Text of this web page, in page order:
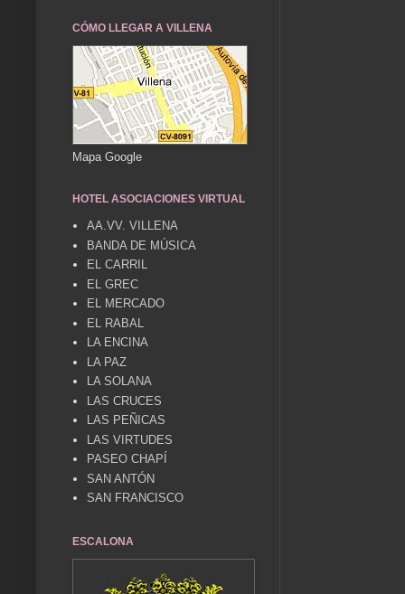
CÓMO LLEGAR A VILLENA
Mapa Google
HOTEL ASOCIACIONES VIRTUAL
AA.VV. VILLENA
BANDA DE MÚSICA
EL CARRIL
EL GREC
EL MERCADO
EL RABAL
LA ENCINA
LA PAZ
LA SOLANA
LAS CRUCES
LAS PEÑICAS
LAS VIRTUDES
PASEO CHAPÍ
SAN ANTÓN
SAN FRANCISCO
ESCALONA